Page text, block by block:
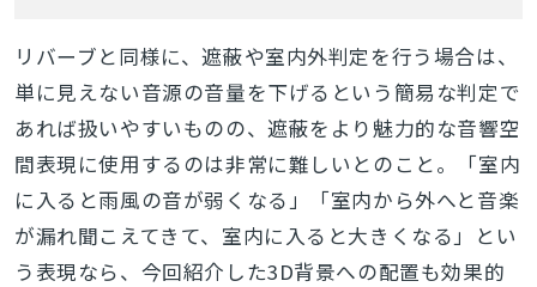
リバーブと同様に、遮蔽や室内外判定を行う場合は、
単に見えない音源の音量を下げるという簡易な判定で
あれば扱いやすいものの、遮蔽をより魅力的な音響空
間表現に使用するのは非常に難しいとのこと。「室内
に入ると雨風の音が弱くなる」「室内から外へと音楽
が漏れ聞こえてきて、室内に入ると大きくなる」とい
う表現なら、今回紹介した3D背景への配置も効果的